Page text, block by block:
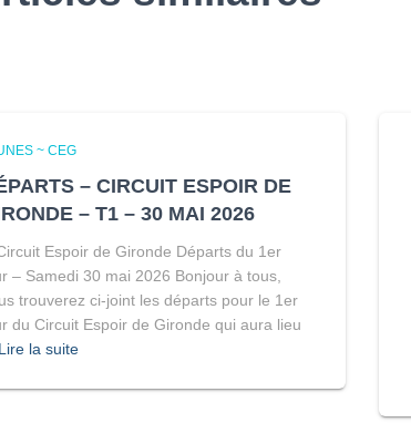
~ CEG
– CIRCUIT ESPOIR DE
– T1 – 30 MAI 2026
Espoir de Gironde Départs du 1er
– Samedi 30 mai 2026 Bonjour à tous,
trouverez ci-joint les départs pour le 1er
du Circuit Espoir de Gironde qui aura lieu
Lire la suite